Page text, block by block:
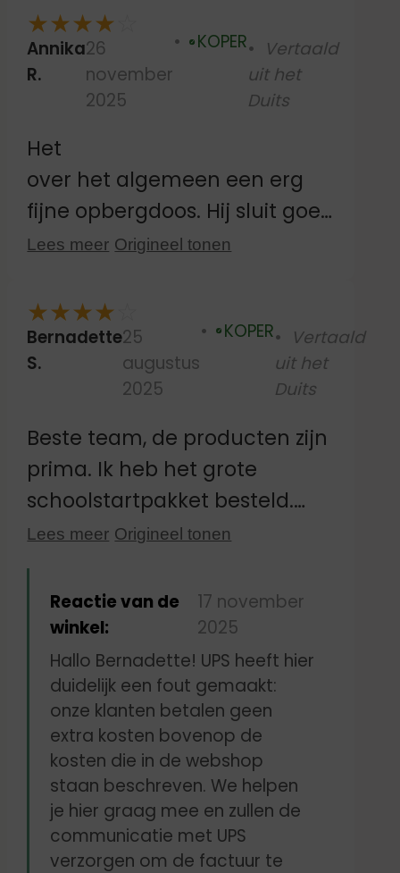
goed te kunnen sluiten. Maar
oefening baart kunst 😉.
★★★★
Annika
R.
26
november
2025
Geverifieerd
KOPER
Vertaald
uit het
Duits
Het
over het algemeen een erg
fijne opbergdoos. Hij sluit goed
af en is ook
enige kritiekpunt is de diepte
van de opbergdoos. Ik vind
hem te diep. Het kind moet er
heel ver in reiken, en als je
twee verdelers gebruikt, moet
je de spullen vrij dicht op
elkaar stapelen, bijvoorbeeld
drie sneetjes brood op elkaar.
Lees meer Origineel tonen
★★★★
Bernadette
S.
25
augustus
2025
Geverifieerd
KOPER
Vertaald
uit het
Duits
Beste team, de producten zijn
prima. Ik heb het grote
schoolstartpakket besteld.
Helaas heb ik een factuur van
€ 37 ontvangen van de
Oostenrijkse douane, wat ik
erg vervelend vind, want ik
dacht dat de producten uit
Duitsland kwamen. Na nadere
controle bleek dat de
artikelen uit Noorwegen
kwamen, en daar waren
blijkbaar douanekosten voor
gerekend. Nu heeft het me in
Lees meer Origineel tonen
Reactie van de
winkel:
17 november
2025
Hallo Bernadette! UPS heeft hier
duidelijk een fout gemaakt:
onze klanten betalen geen
extra kosten bovenop de
kosten die in de webshop
staan beschreven. We helpen
je hier graag mee en zullen de
communicatie met UPS
verzorgen om de factuur te